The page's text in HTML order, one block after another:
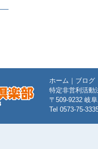
ホーム ｜ ブログ
特定非営利活動
〒509-9232 岐
Tel 0573-75-